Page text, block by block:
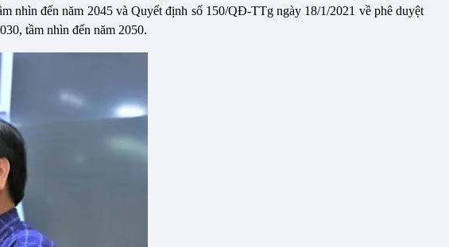
nhìn đến năm 2045 và Quyết định số 150/QĐ-TTg ngày 18/1/2021 về phê duyệt
tầm nhìn đến năm 2050.